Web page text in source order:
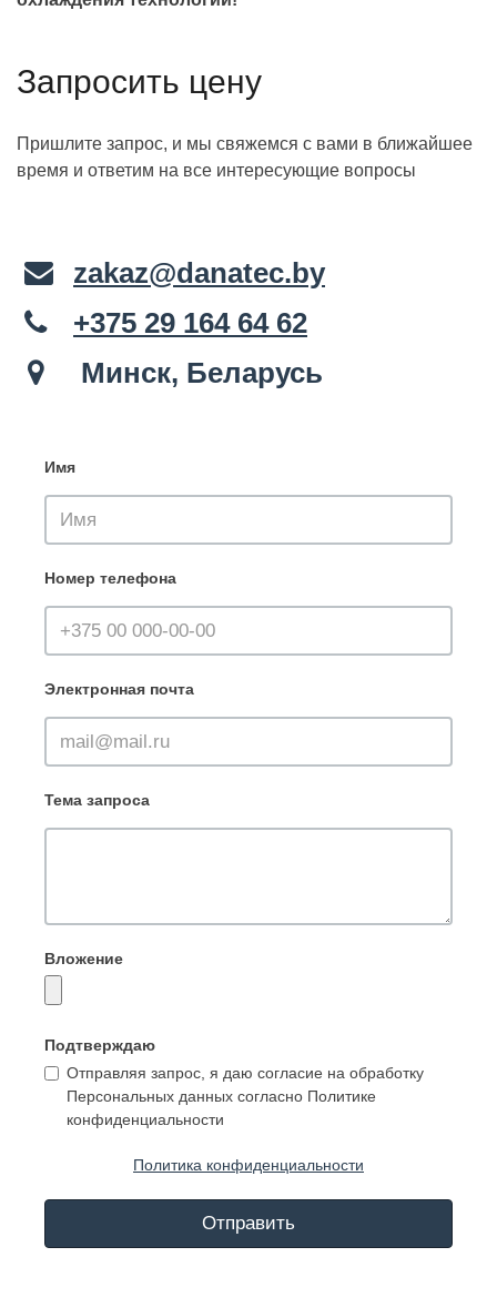
Запросить цену
Пришлите запрос, и мы свяжемся с вами в ближайшее
время и ответим на все интересующие вопросы
zakaz@danatec.by
+375 29 164 64 62
Минск, Беларусь
Имя
Номер телефона
Электронная почта
Тема запроса
Вложение
Подтверждаю
Отправляя запрос, я даю согласие на обработку
Персональных данных согласно Политике
конфиденциальности
Политика конфиденциальности
Отправить